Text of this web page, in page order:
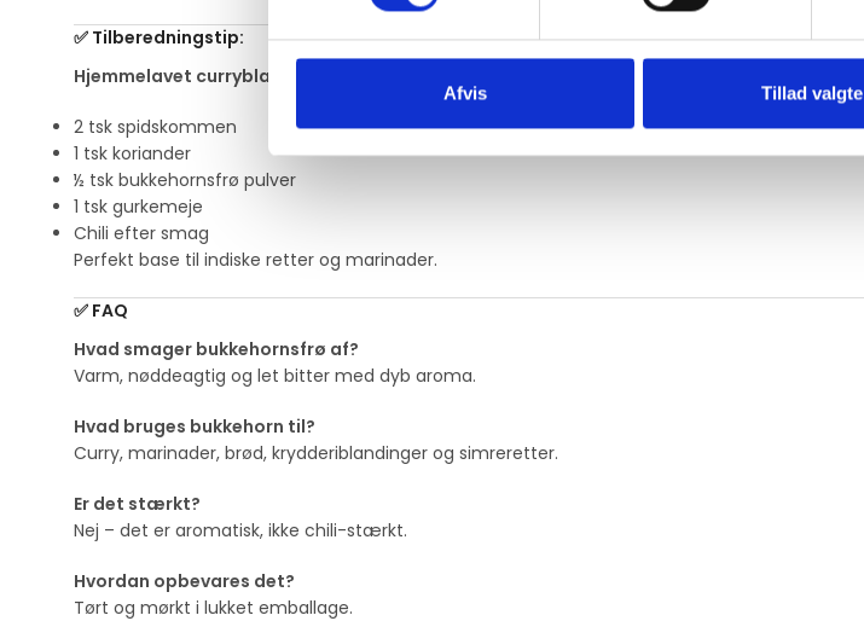
Afvis Tillad valgte
✅ Tilberedningstip:
Hjemmelavet curryblanding:
2 tsk spidskommen
1 tsk koriander
½ tsk bukkehornsfrø pulver
1 tsk gurkemeje
Chili efter smag
Perfekt base til indiske retter og marinader.
✅ FAQ
Hvad smager bukkehornsfrø af?
Varm, nøddeagtig og let bitter med dyb aroma.
Hvad bruges bukkehorn til?
Curry, marinader, brød, krydderiblandinger og simreretter.
Er det stærkt?
Nej – det er aromatisk, ikke chili-stærkt.
Hvordan opbevares det?
Tørt og mørkt i lukket emballage.